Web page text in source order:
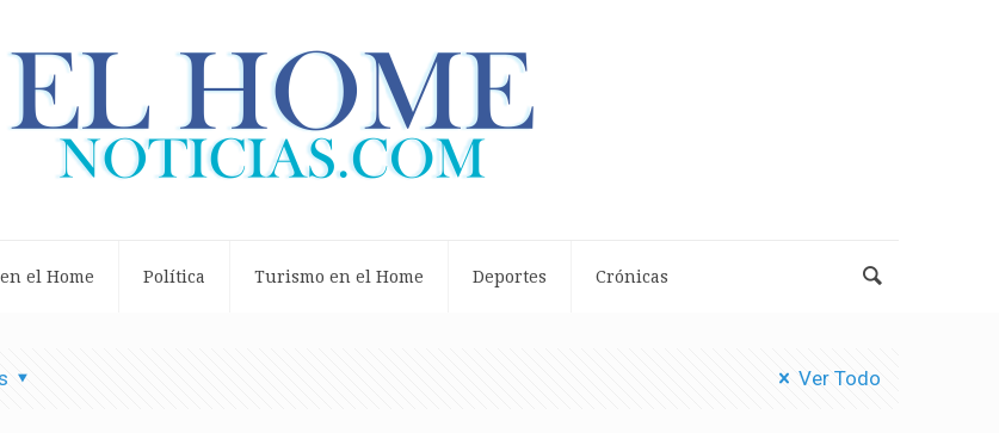
el Home Política Turismo en el Home Deportes Crónicas
Ver Todo